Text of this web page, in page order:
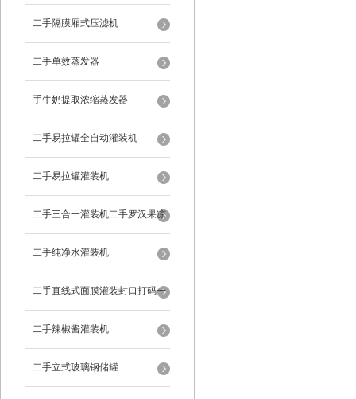
二手隔膜厢式压滤机
二手单效蒸发器
手牛奶提取浓缩蒸发器
二手易拉罐全自动灌装机
二手易拉罐灌装机
二手三合一灌装机二手罗汉果凉
茶灌装机
二手纯净水灌装机
二手直线式面膜灌装封口打码一
体机
二手辣椒酱灌装机
二手立式玻璃钢储罐